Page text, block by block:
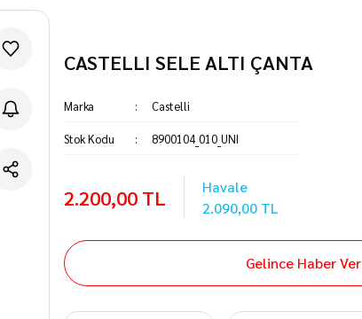
CASTELLI SELE ALTI ÇANTA
Marka Castelli
Stok Kodu 8900104_010_UNI
2.200,00 TL
Havale
2.090,00 TL
Gelince Haber Ver